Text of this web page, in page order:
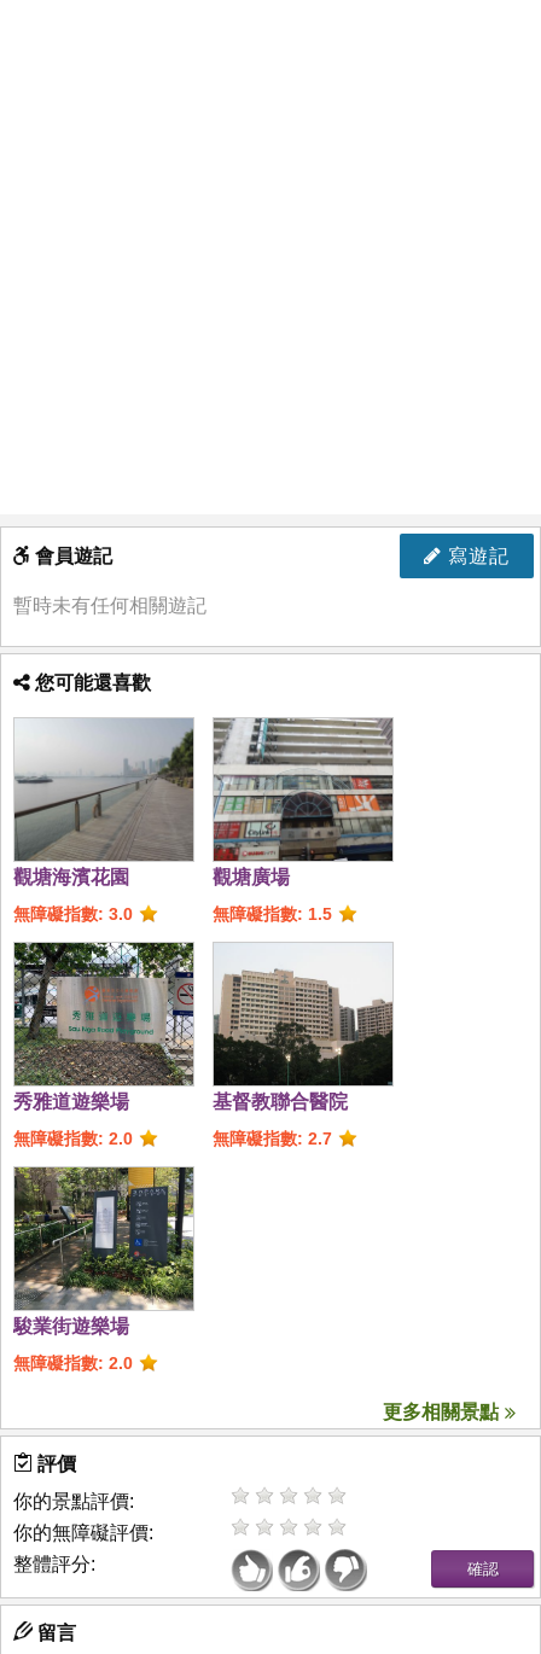
寫遊記
會員遊記
暫時未有任何相關遊記
您可能還喜歡
觀塘海濱花園
無障礙指數: 3.0
觀塘廣場
無障礙指數: 1.5
秀雅道遊樂場
無障礙指數: 2.0
基督教聯合醫院
無障礙指數: 2.7
駿業街遊樂場
無障礙指數: 2.0
更多相關景點
評價
你的景點評價:
你的無障礙評價:
整體評分:
留言